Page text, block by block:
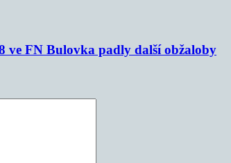
ve FN Bulovka padly další obžaloby